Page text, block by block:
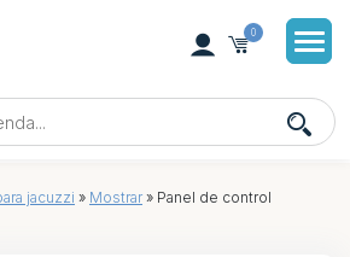
0
jacuzzi » Mostrar » Panel de control